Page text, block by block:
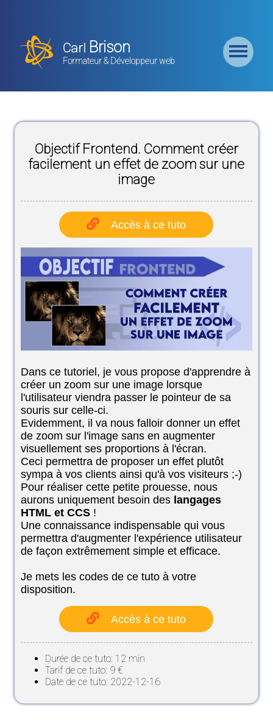
Carl Brison
Formateur & Développeur web
Formation
Backend
Formation
Frontend
Logiciel
Bundles
Objectif Frontend. Comment créer
facilement un effet de zoom sur une
image
Accès à ce tuto
Dans ce tutoriel, je vous propose d'apprendre à
créer un zoom sur une image lorsque
l'utilisateur viendra passer le pointeur de sa
souris sur celle-ci.
Evidemment, il va nous falloir donner un effet
de zoom sur l'image sans en augmenter
visuellement ses proportions à l'écran.
Ceci permettra de proposer un effet plutôt
sympa à vos clients ainsi qu'à vos visiteurs ;-)
Pour réaliser cette petite prouesse, nous
aurons uniquement besoin des langages
HTML et CCS!
Une connaissance indispensable qui vous
permettra d'augmenter l'expérience utilisateur
de façon extrêmement simple et efficace.
Je mets les codes de ce tuto à votre
disposition.
Accès à ce tuto
Durée de ce tuto: 12 min
Tarif de ce tuto: 9 €
Date de ce tuto: 2022-12-16